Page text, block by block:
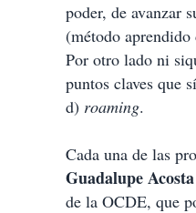
poder, de avanzar
(método aprendido
Por otro lado ni
puntos claves que
d) roaming.
Cada una de las
Guadalupe
de la OCDE, que